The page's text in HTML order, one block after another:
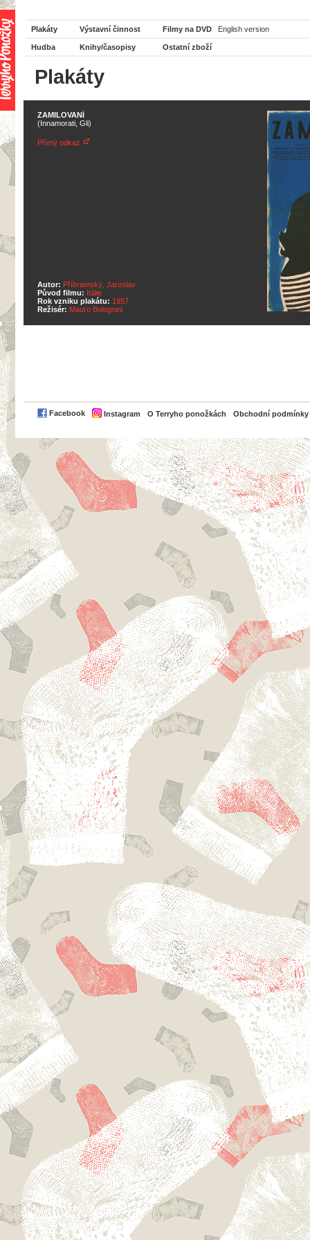
Plakáty Výstavní činnost Filmy na DVD English version
Hudba Knihy/časopisy Ostatní zboží
Plakáty
ZAMILOVANÍ
(Innamorati, Gli)
Přímý odkaz
Autor: Příbramský, Jaroslav
Původ filmu: Itálie
Rok vzniku plakátu: 1957
Režisér: Mauro Bolognini
Facebook Instagram O Terryho ponožkách Obchodní podmínky
PayPal